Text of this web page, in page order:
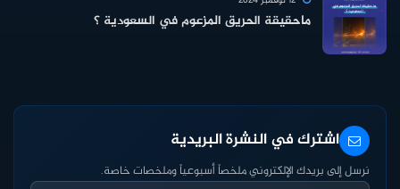
ماحقيقة الحريق المزعوم في السعودية ؟
اشترك في النشرة البريدية
نرسل إلى بريدك الإلكتروني ملخصاً أسبوعياً وملخصات خاصة.